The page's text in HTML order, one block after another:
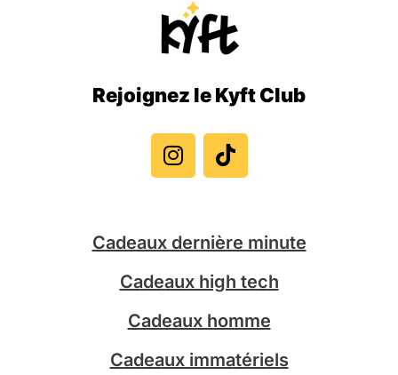
Rejoignez le Kyft Club
n
s
t
r
a
m
i
k
t
Cadeaux dernière minute
Cadeaux high tech
Cadeaux homme
Cadeaux immatériels